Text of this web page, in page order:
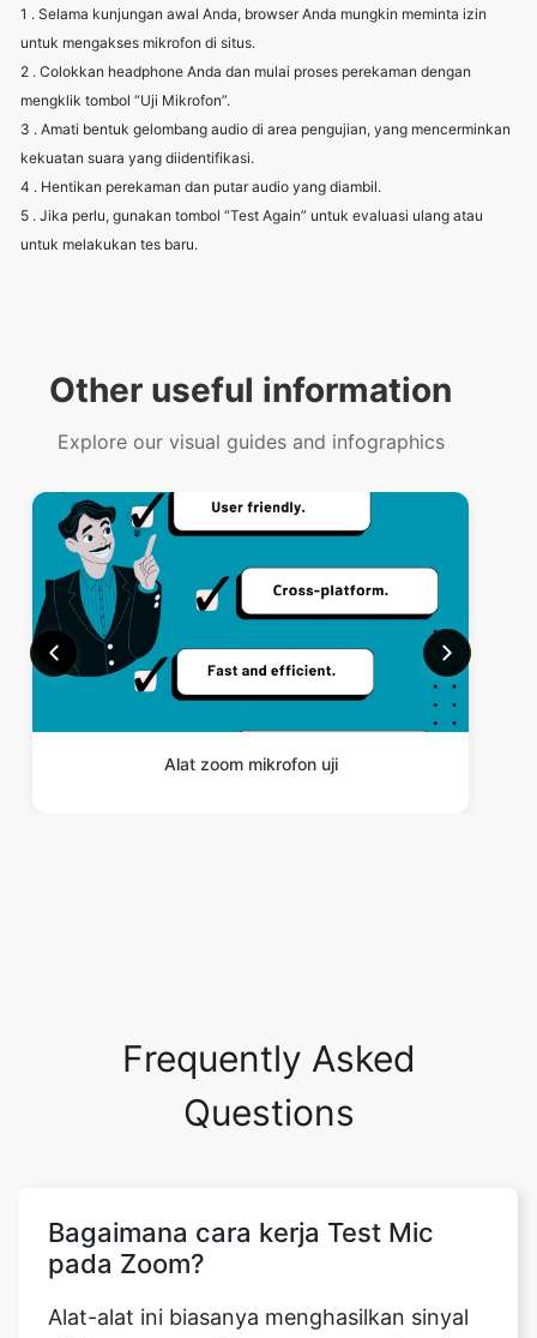
1 . Selama kunjungan awal Anda, browser Anda mungkin meminta izin
untuk mengakses mikrofon di situs.
2 . Colokkan headphone Anda dan mulai proses perekaman dengan
mengklik tombol “Uji Mikrofon”.
3 . Amati bentuk gelombang audio di area pengujian, yang mencerminkan
kekuatan suara yang diidentifikasi.
4 . Hentikan perekaman dan putar audio yang diambil.
5 . Jika perlu, gunakan tombol “Test Again” untuk evaluasi ulang atau
untuk melakukan tes baru.
Other useful information
Explore our visual guides and infographics
Alat zoom mikrofon uji
Frequently Asked
Questions
Bagaimana cara kerja Test Mic
pada Zoom?
Alat-alat ini biasanya menghasilkan sinyal